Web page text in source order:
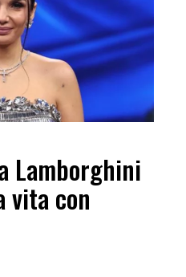
Lamborghini
vita con